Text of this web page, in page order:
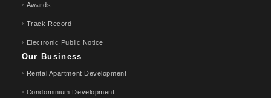
Awards
Track Record
Electronic Public Notice
Our Business
Rental Apartment Development
Condominium Development